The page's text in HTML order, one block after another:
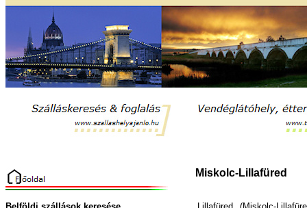
Miskolc-Lillafüred